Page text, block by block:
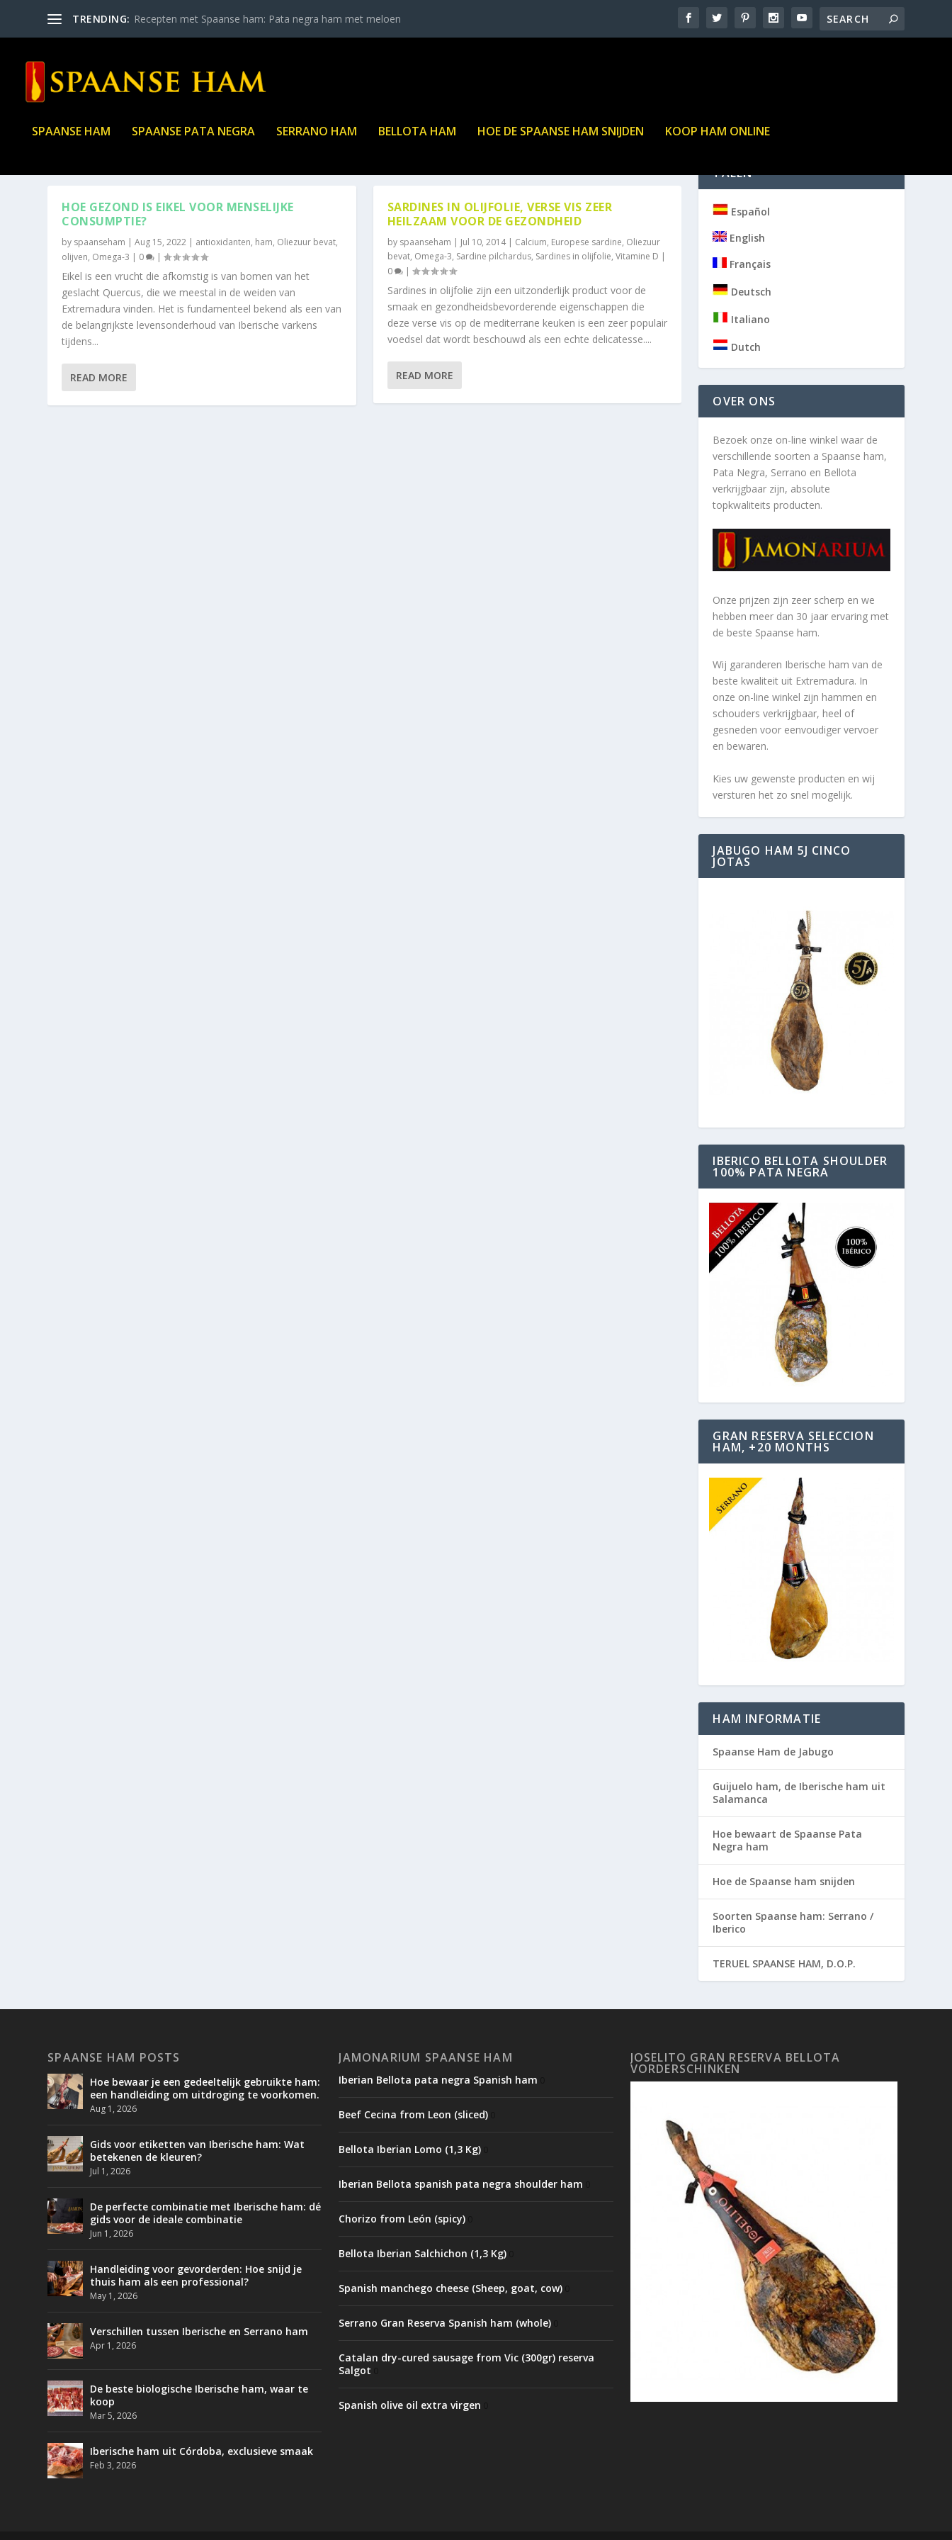
TRENDING: Recepten met Spaanse ham: Pata negra ham met meloen
SPAANSE HAM SPAANSE PATA NEGRA SERRANO HAM BELLOTA HAM HOE DE SPAANSE HAM SNIJDEN KOOP HAM ONLINE
HOE GEZOND IS EIKEL VOOR MENSELIJKE
CONSUMPTIE?
by spaanseham |Aug 15, 2022 | antioxidanten, ham, Oliezuur bevat,
olijven, Omega-3 | 0 |
Eikel is een vrucht die afkomstig is van bomen van het
geslacht Quercus, die we meestal in de weiden van
Extremadura vinden. Het is fundamenteel bekend als een van
de belangrijkste levensonderhoud van Iberische varkens
tijdens...
READ MORE
SARDINES IN OLIJFOLIE, VERSE VIS ZEER
HEILZAAM VOOR DE GEZONDHEID
by spaanseham | Jul 10, 2014| Calcium, Europese sardine, Oliezuur
bevat, Omega-3, Sardine pilchardus, Sardines in olijfolie, Vitamine D |
0
|
Sardines in olijfolie zijn een uitzonderlijk product voor de
smaak en gezondheidsbevorderende eigenschappen die
deze verse vis op de mediterrane keuken is een zeer populair
voedsel dat wordt beschouwd als een echte delicatesse....
READ MORE
TALEN
Español
English
Français
Deutsch
Italiano
Dutch
OVER ONS
Bezoek onze on-line winkel waar de
verschillende soorten a Spaanse ham,
Pata Negra, Serrano en Bellota
verkrijgbaar zijn, absolute
topkwaliteits producten.
Onze prijzen zijn zeer scherp en we
hebben meer dan 30 jaar ervaring met
de beste Spaanse ham.
Wij garanderen Iberische ham van de
beste kwaliteit uit Extremadura. In
onze on-line winkel zijn hammen en
schouders verkrijgbaar, heel of
gesneden voor eenvoudiger vervoer
en bewaren.
Kies uw gewenste producten en wij
versturen het zo snel mogelijk.
JABUGO HAM 5J CINCO
JOTAS
IBERICO BELLOTA SHOULDER
100% PATA NEGRA
GRAN RESERVA SELECCION
HAM, +20 MONTHS
HAM INFORMATIE
Spaanse Ham de Jabugo
Guijuelo ham, de Iberische ham uit
Salamanca
Hoe bewaart de Spaanse Pata
Negra ham
Hoe de Spaanse ham snijden
Soorten Spaanse ham: Serrano /
Iberico
TERUEL SPAANSE HAM, D.O.P.
SPAANSE HAM POSTS
Hoe bewaar je een gedeeltelijk gebruikte ham:
een handleiding om uitdroging te voorkomen.
Aug 1, 2026
Gids voor etiketten van Iberische ham: Wat
betekenen de kleuren?
Jul 1, 2026
De perfecte combinatie met Iberische ham: dé
gids voor de ideale combinatie
Jun 1, 2026
Handleiding voor gevorderden: Hoe snijd je
thuis ham als een professional?
May 1, 2026
Verschillen tussen Iberische en Serrano ham
Apr 1, 2026
De beste biologische Iberische ham, waar te
koop
Mar 5, 2026
Iberische ham uit Córdoba, exclusieve smaak
Feb 3, 2026
JAMONARIUM SPAANSE HAM
Iberian Bellota pata negra Spanish ham
Beef Cecina from Leon (sliced)
Bellota Iberian Lomo (1,3 Kg)
Iberian Bellota spanish pata negra shoulder ham
Chorizo from León (spicy)
Bellota Iberian Salchichon (1,3 Kg)
Spanish manchego cheese (Sheep, goat, cow)
Serrano Gran Reserva Spanish ham (whole)
Catalan dry-cured sausage from Vic (300gr) reserva
Salgot
Spanish olive oil extra virgen
JOSELITO GRAN RESERVA BELLOTA
VORDERSCHINKEN